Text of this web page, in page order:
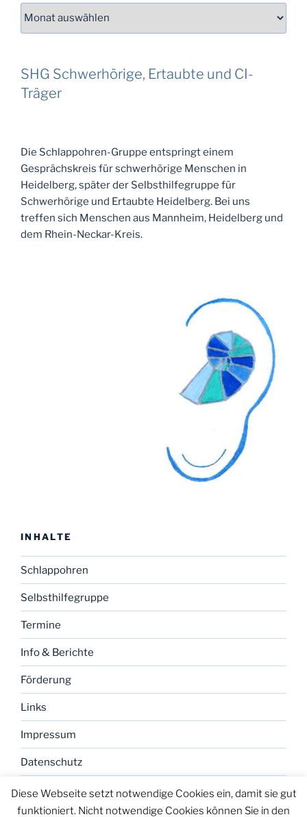
Archiv
SHG Schwerhörige, Ertaubte und CI-
Träger
Die Schlappohren-Gruppe entspringt einem
Gesprächskreis für schwerhörige Menschen in
Heidelberg, später der Selbsthilfegruppe für
Schwerhörige und Ertaubte Heidelberg. Bei uns
treffen sich Menschen aus Mannheim, Heidelberg und
dem Rhein-Neckar-Kreis.
INHALTE
Schlappohren
Selbsthilfegruppe
Termine
Info & Berichte
Förderung
Links
Impressum
Datenschutz
Diese Webseite setzt notwendige Cookies ein, damit sie gut
funktioniert. Nicht notwendige Cookies können Sie in den